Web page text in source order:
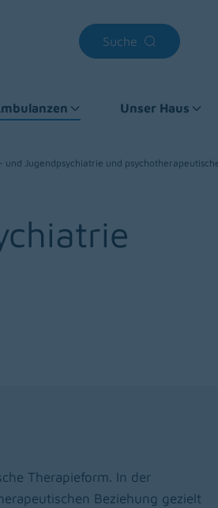
Suche
Unser Haus
und Jugendpsychiatrie und
Therapieform. In der
Beziehung gezielt